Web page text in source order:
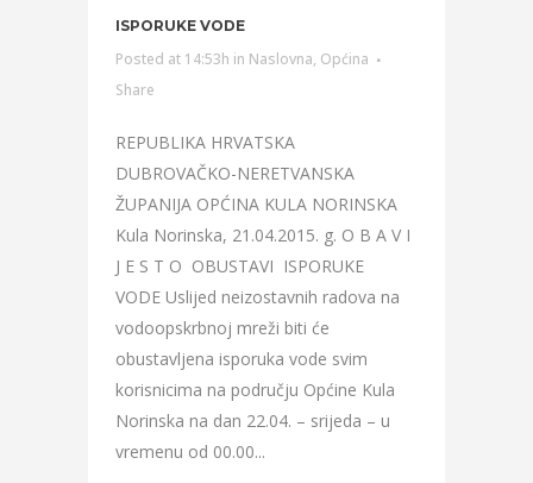
ISPORUKE VODE
Posted at 14:53h in Naslovna, Općina
Share
REPUBLIKA HRVATSKA
DUBROVAČKO-NERETVANSKA
ŽUPANIJA OPĆINA KULA NORINSKA
Kula Norinska, 21.04.2015. g. O B A V I
J E S T O OBUSTAVI ISPORUKE
VODE Uslijed neizostavnih radova na
vodoopskrbnoj mreži biti će
obustavljena isporuka vode svim
korisnicima na području Općine Kula
Norinska na dan 22.04. – srijeda – u
vremenu od 00.00...